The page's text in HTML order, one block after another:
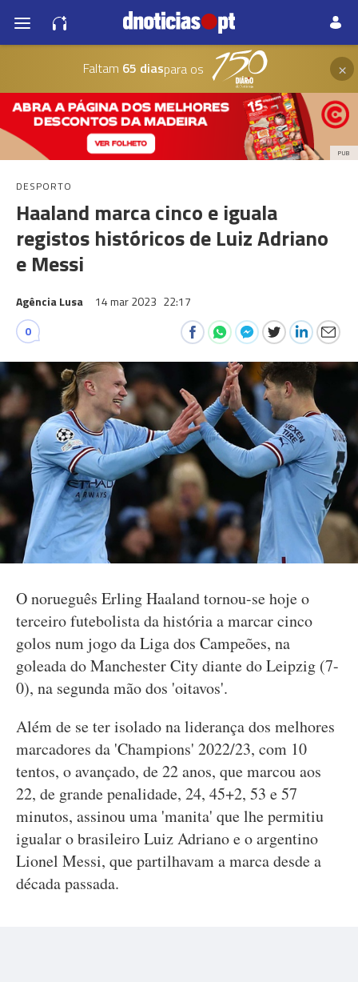
Faltam 65 diaspara os ×
PUB
DESPORTO
Haaland marca cinco e iguala
registos históricos de Luiz Adriano
e Messi
Agência Lusa 14 mar 2023 22:17
0
O norueguês Erling Haaland tornou-se hoje o
terceiro futebolista da história a marcar cinco
golos num jogo da Liga dos Campeões, na
goleada do Manchester City diante do Leipzig (7-
0), na segunda mão dos 'oitavos'.
Além de se ter isolado na liderança dos melhores
marcadores da 'Champions' 2022/23, com 10
tentos, o avançado, de 22 anos, que marcou aos
22, de grande penalidade, 24, 45+2, 53 e 57
minutos, assinou uma 'manita' que lhe permitiu
igualar o brasileiro Luiz Adriano e o argentino
Lionel Messi, que partilhavam a marca desde a
década passada.